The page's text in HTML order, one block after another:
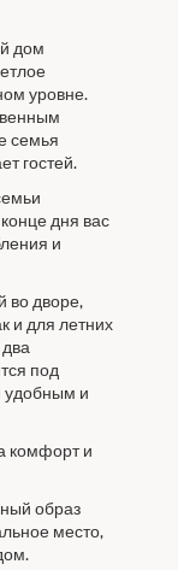
дом
уровне.
семья
гостей.
дня вас
и
во дворе,
и для летних
под
удобным и
комфорт и
образ
место,